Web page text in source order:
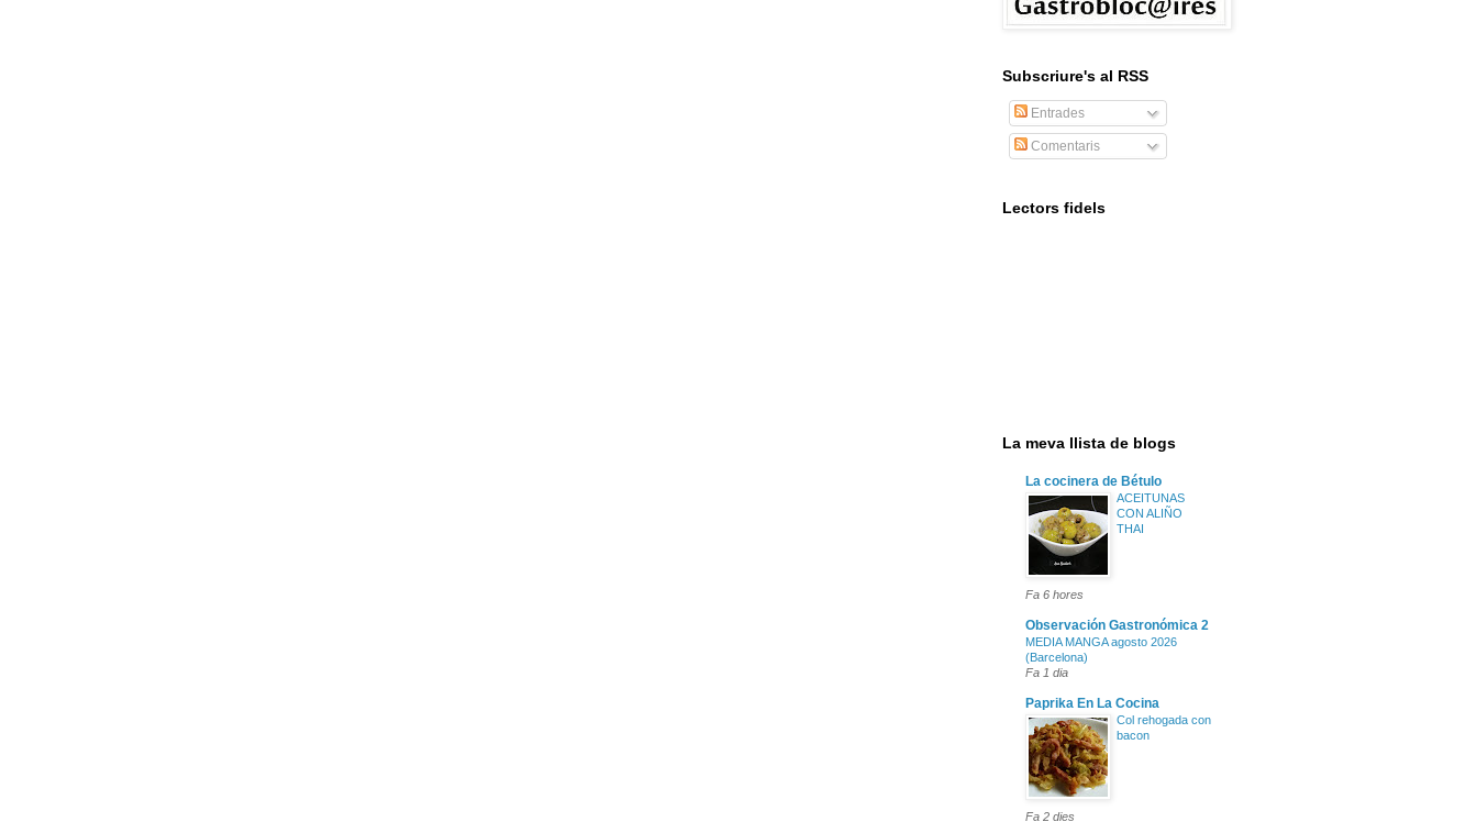
Subscriure's al RSS
Entrades
Comentaris
Lectors fidels
La meva llista de blogs
La cocinera de Bétulo
ACEITUNAS
CON ALIÑO
THAI
Fa 6 hores
Observación Gastronómica 2
MEDIA MANGA agosto 2026
(Barcelona)
Fa 1 dia
Paprika En La Cocina
Col rehogada con
bacon
Fa 2 dies